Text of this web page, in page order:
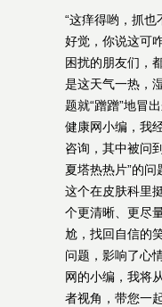
“这痒得哟，抓
好觉，你说这可
困扰的朋友们，
是这天气一热，
题就“蹭蹭”地冒
健康网小编，我
咨询，其中被问
夏塔热热片”的
这个在皮肤科里
个更清晰、更尽
尬，找回自信的
问题，影响了心
网的小编，我将
者视角，带您一